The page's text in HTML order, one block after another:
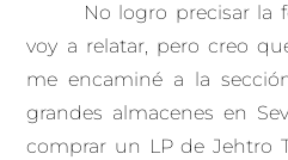
No logro precisar la
voy a relatar, pero creo
me encaminé a la
grandes almacenes en
comprar un LP de Jehtro